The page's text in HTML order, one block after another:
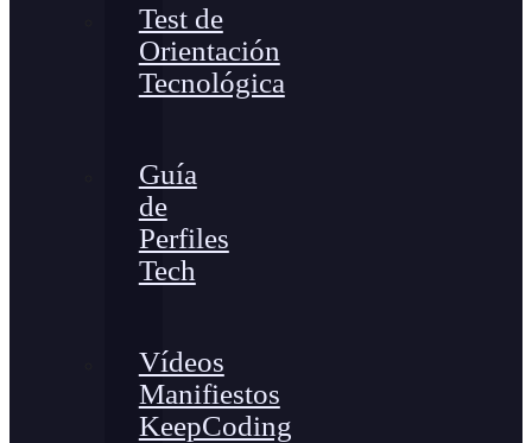
Test de
Orientación
Tecnológica
Guía
de
Perfiles
Tech
Vídeos
Manifiestos
KeepCoding